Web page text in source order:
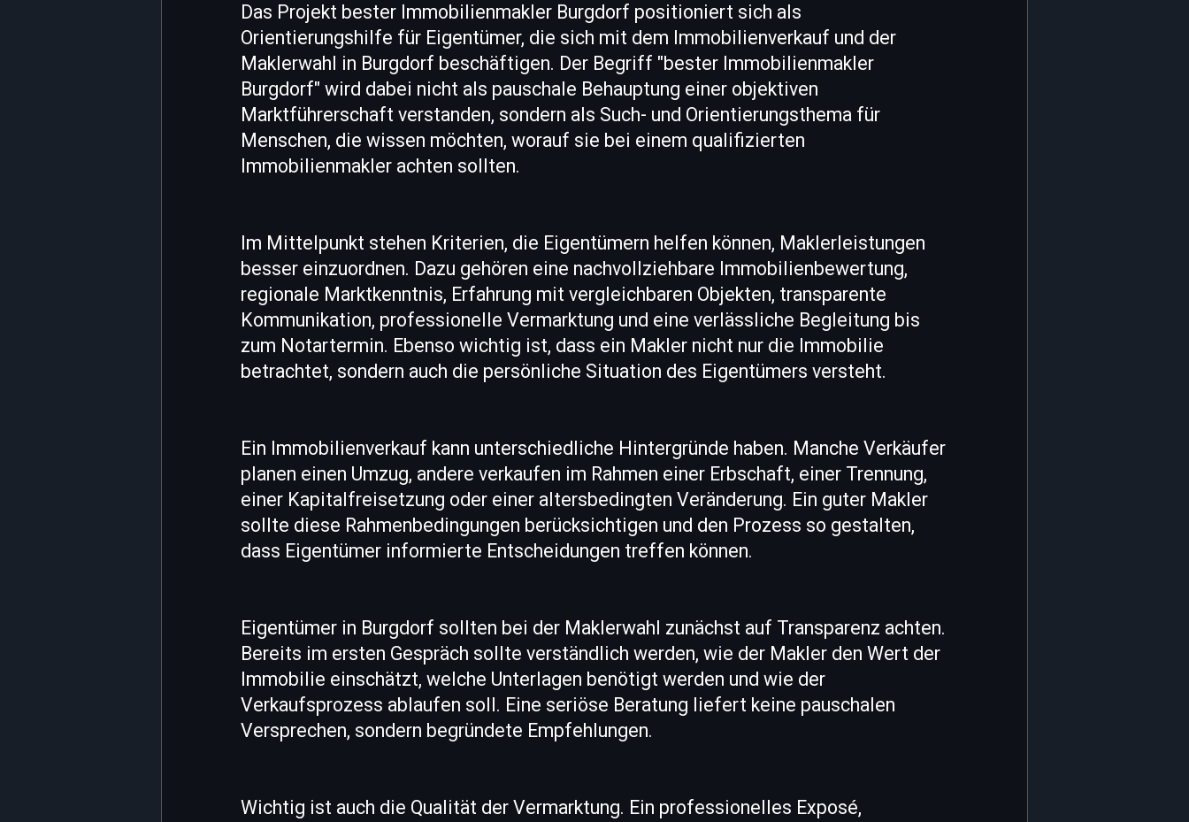
Das Projekt bester Immobilienmakler Burgdorf positioniert sich als
Orientierungshilfe für Eigentümer, die sich mit dem Immobilienverkauf und der
Maklerwahl in Burgdorf beschäftigen. Der Begriff "bester Immobilienmakler
Burgdorf" wird dabei nicht als pauschale Behauptung einer objektiven
Marktführerschaft verstanden, sondern als Such- und Orientierungsthema für
Menschen, die wissen möchten, worauf sie bei einem qualifizierten
Immobilienmakler achten sollten.
Im Mittelpunkt stehen Kriterien, die Eigentümern helfen können, Maklerleistungen
besser einzuordnen. Dazu gehören eine nachvollziehbare Immobilienbewertung,
regionale Marktkenntnis, Erfahrung mit vergleichbaren Objekten, transparente
Kommunikation, professionelle Vermarktung und eine verlässliche Begleitung bis
zum Notartermin. Ebenso wichtig ist, dass ein Makler nicht nur die Immobilie
betrachtet, sondern auch die persönliche Situation des Eigentümers versteht.
Ein Immobilienverkauf kann unterschiedliche Hintergründe haben. Manche Verkäufer
planen einen Umzug, andere verkaufen im Rahmen einer Erbschaft, einer Trennung,
einer Kapitalfreisetzung oder einer altersbedingten Veränderung. Ein guter Makler
sollte diese Rahmenbedingungen berücksichtigen und den Prozess so gestalten,
dass Eigentümer informierte Entscheidungen treffen können.
Eigentümer in Burgdorf sollten bei der Maklerwahl zunächst auf Transparenz achten.
Bereits im ersten Gespräch sollte verständlich werden, wie der Makler den Wert der
Immobilie einschätzt, welche Unterlagen benötigt werden und wie der
Verkaufsprozess ablaufen soll. Eine seriöse Beratung liefert keine pauschalen
Versprechen, sondern begründete Empfehlungen.
Wichtig ist auch die Qualität der Vermarktung. Ein professionelles Exposé,